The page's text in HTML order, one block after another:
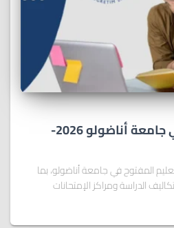
التعليم المفتوح في جامعة أناضولو 2026-
المفتوح في جامعة أناضولو، بما
الدراسة ومراكز الإمتحانات